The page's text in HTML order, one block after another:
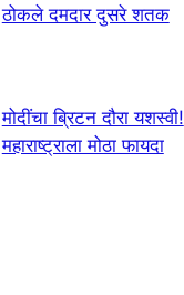
ठोकले दमदार दुसरे शतक
मोदींचा ब्रिटन दौरा यशस्वी!
महाराष्ट्राला मोठा फायदा